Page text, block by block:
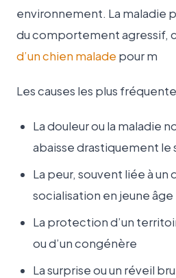
environnement. La maladie
du comportement agressif,
d’un chien malade pour m
Les causes les plus
La douleur ou la maladie
abaisse drastiquement le
La peur, souvent liée à un
socialisation en jeune âge
La protection d’un
ou d’un congénère
La surprise ou un réveil